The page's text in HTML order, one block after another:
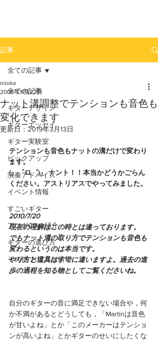
記事
全ての記事
ギターデザイン
ギターエッセイ
ギター実験室
ピックアップ
演奏アドバイス
イベント情報
すごいギター
アコギCDの紹介
ギターの選び方
その他 お役立ち情報
全ての記事
ナット溝調整でテンションも音色も
変化できます
niioka
2005年11月22日
更新日： 2019年3月13日
テンションも音色もナットの溝だけで変わり
ます。
(」゜ロ゜)」 ナント！！本当かどうかごらん
ください。アストリアスでやってみました。
2010/7/20
現在の理解はこの時とは違っております。
でもナット溝の取り方でテンションも音色も
変わるというのは本当です。
やり方と道具はすでに違いますよ。過去の進
歩の過程を知る物としてご覧くださいね。
自分のギターの音に満足できない場合や，何
か不満があるとどうしても，「Martinは音色
が甘いよね」とか「このメーカーはテンショ
ンが高いよね」とかギターのせいにしたくな